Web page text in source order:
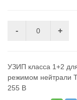
УЗИП класса 1+2
режимом нейтрали
255 В